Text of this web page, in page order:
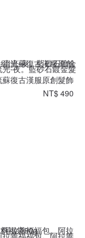
-夜。藍砂石鍍金髮
復古漢服原創髮飾
NT$ 490